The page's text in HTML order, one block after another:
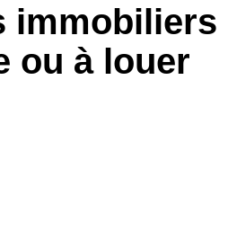
immobiliers
ou à louer